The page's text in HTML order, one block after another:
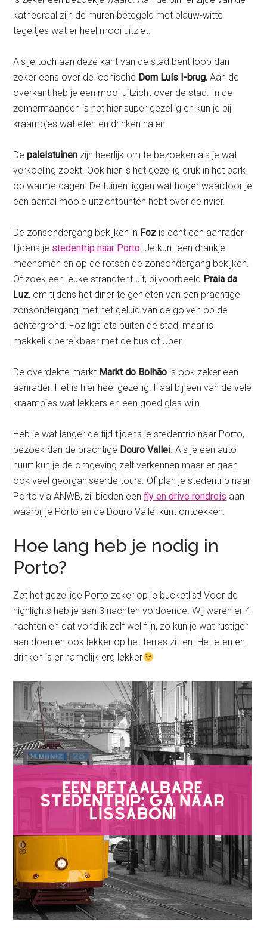
kathedraal zijn de muren betegeld met blauw-witte
tegeltjes wat er heel mooi uitziet.
Als je toch aan deze kant van de stad bent loop dan
zeker eens over de iconische Dom Luís I-brug. Aan de
overkant heb je een mooi uitzicht over de stad. In de
zomermaanden is het hier super gezellig en kun je bij
kraampjes wat eten en drinken halen.
Depaleistuinen zijn heerlijk om te bezoeken als je wat
verkoeling zoekt. Ook hier is het gezellig druk in het park
op warme dagen. De tuinen liggen wat hoger waardoor je
een aantal mooie uitzichtpunten hebt over de rivier.
De zonsondergang bekijken in Foz is echt een aanrader
tijdens je stedentrip naar Porto! Je kunt een drankje
meenemen en op de rotsen de zonsondergang bekijken.
Of zoek een leuke strandtent uit, bijvoorbeeld Praia da
Luz, om tijdens het diner te genieten van een prachtige
zonsondergang met het geluid van de golven op de
achtergrond. Foz ligt iets buiten de stad, maar is
makkelijk bereikbaar met de bus of Uber.
De overdekte markt Markt do Bolhão is ook zeker een
aanrader. Het is hier heel gezellig. Haal bij een van de vele
kraampjes wat lekkers en een goed glas wijn.
Heb je wat langer de tijd tijdens je stedentrip naar Porto,
bezoek dan de prachtige Douro Vallei. Als je een auto
huurt kun je de omgeving zelf verkennen maar er gaan
ook veel georganiseerde tours. Of plan je stedentrip naar
Porto via ANWB, zij bieden eenfly en drive rondreis aan
waarbij je Porto en de Douro Vallei kunt ontdekken.
Hoe lang heb je nodig in
Porto?
Zet het gezellige Porto zeker op je bucketlist! Voor de
highlights heb je aan 3 nachten voldoende. Wij waren er 4
nachten en dat vond ik zelf wel fijn, zo kun je wat rustiger
aan doen en ook lekker op het terras zitten. Het eten en
drinken is er namelijk erg lekker